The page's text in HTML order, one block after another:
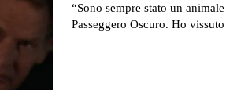
“Sono sempre stato un
Passeggero Oscuro. Ho